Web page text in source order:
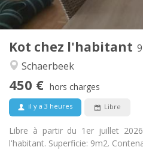
Kot chez l'habitant
Schaerbeek
450 € hors charges
il y a 3 heures Libre
Libre à partir du 1er juillet
l'habitant. Superficie: 9m2.